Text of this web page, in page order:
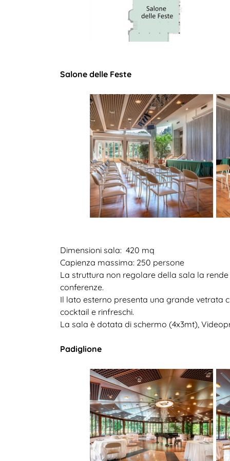
Salone delle Feste
Dimensioni sala: 420 mq
Capienza massima: 250 persone
La struttura non regolare della sala la rende
conferenze.
Il lato esterno presenta una grande vetrata
cocktail e rinfreschi.
La sala è dotata di schermo (4x3mt),
Padiglione